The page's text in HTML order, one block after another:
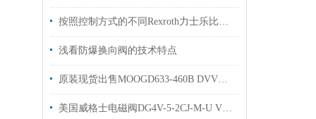
按照控制方式的不同Rexroth力士乐比例阀可以分为3大类别
浅看防爆换向阀的技术特点
原装现货出售MOOGD633-460B DVV穆格伺服阀
美国威格士电磁阀DG4V-5-2CJ-M-U VICKERS换向阀现货